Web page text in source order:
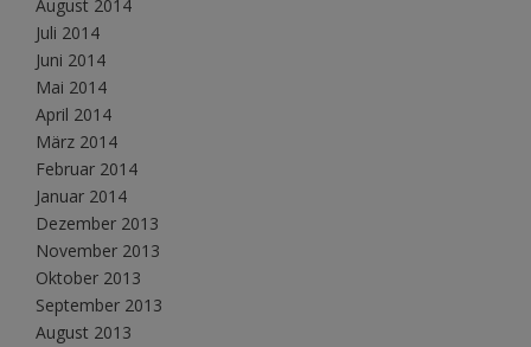
August 2014
Juli 2014
Juni 2014
Mai 2014
April 2014
März 2014
Februar 2014
Januar 2014
Dezember 2013
November 2013
Oktober 2013
September 2013
August 2013